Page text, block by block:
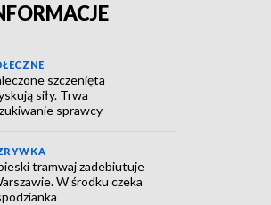
szczenięta
siły. Trwa
sprawcy
tramwaj zadebiutuje
W środku czeka